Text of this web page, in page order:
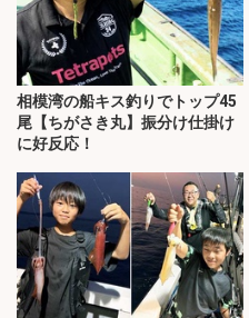
相模湾の船キス釣りでトップ45
尾【ちがさき丸】振分け仕掛け
に好反応！